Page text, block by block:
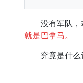
没有军队，
就是巴拿马。
究竟是什么让